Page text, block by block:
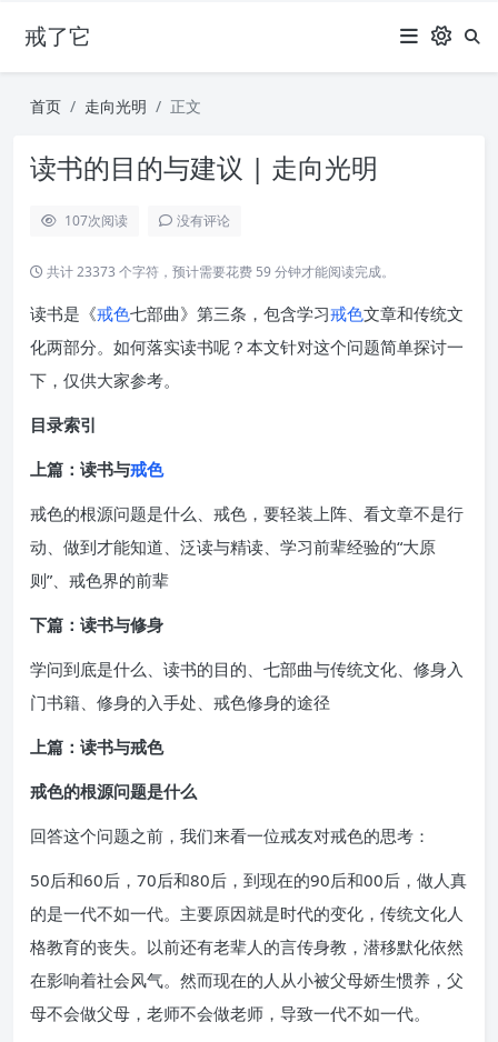
戒了它
首页 走向光明 正文
读书的目的与建议 | 走向光明
107次阅读 没有评论
共计 23373 个字符，预计需要花费 59 分钟才能阅读完成。
读书是《戒色七部曲》第三条，包含学习戒色文章和传统文
化两部分。如何落实读书呢？本文针对这个问题简单探讨一
下，仅供大家参考。
目录索引
上篇：读书与戒色
戒色的根源问题是什么、戒色，要轻装上阵、看文章不是行
动、做到才能知道、泛读与精读、学习前辈经验的“大原
则”、戒色界的前辈
下篇：读书与修身
学问到底是什么、读书的目的、七部曲与传统文化、修身入
门书籍、修身的入手处、戒色修身的途径
上篇：读书与戒色
戒色的根源问题是什么
回答这个问题之前，我们来看一位戒友对戒色的思考：
50后和60后，70后和80后，到现在的90后和00后，做人真
的是一代不如一代。主要原因就是时代的变化，传统文化人
格教育的丧失。以前还有老辈人的言传身教，潜移默化依然
在影响着社会风气。然而现在的人从小被父母娇生惯养，父
母不会做父母，老师不会做老师，导致一代不如一代。